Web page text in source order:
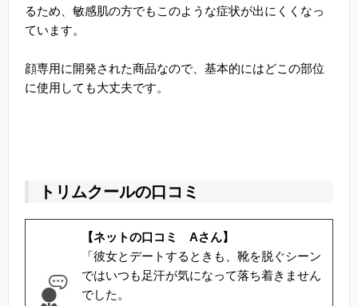
るため、敏感肌の方でもこのような症状が出にくくなっ
ています。
顔専用に開発された商品なので、基本的にはどこの部位
に使用しても大丈夫です。
トリムクールの口コミ
【ネットの口コミ Aさん】
「彼女とデートするときも、靴を脱ぐシーン
ではいつも足汗が気になって落ち着きません
でした。